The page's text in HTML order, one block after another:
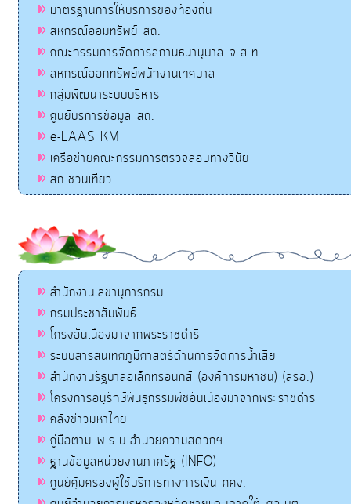
มาตรฐานการให้บริการของท้องถิ่น
สหกรณ์ออมทรัพย์ สถ.
คณะกรรมการจัดการสถานธนานุบาล จ.ส.ท.
สหกรณ์ออกทรัพย์พนักงานเทศบาล
กลุ่มพัฒนาระบบบริหาร
ศูนย์บริการข้อมูล สถ.
e-LAAS KM
เครือข่ายคณะกรรมการตรวจสอบทางวินัย
สถ.ชวนเที่ยว
สำนักงานเลขานุการกรม
กรมประชาสัมพันธ์
โครงอันเนื่องมาจากพระราชดำริ
ระบบสารสนเทศภูมิศาสตร์ด้านการจัดการน้ำเสีย
สำนักงานรัฐบาลอิเล็กทรอนิกส์ (องค์การมหาชน) (สรอ.)
โครงการอนุรักษ์พันธุกรรมพืชอันเนื่องมาจากพระราชดำริ
คลังข่าวมหาไทย
คู่มือตาม พ.ร.บ.อำนวยความสดวกฯ
ฐานข้อมูลหน่วยงานภาครัฐ (INFO)
ศูนย์คุ้มครองผู้ใช้บริการทางการเงิน ศคง.